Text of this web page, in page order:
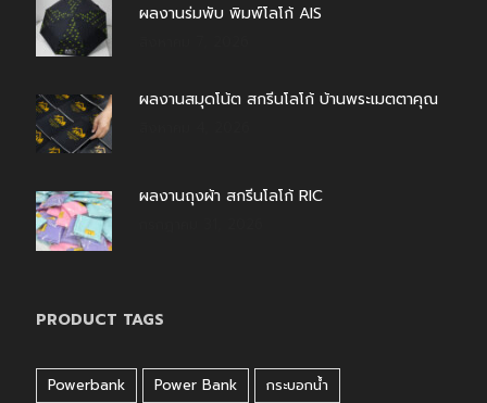
ผลงานร่มพับ พิมพ์โลโก้ AIS
ผลงานสมุดโน้ต สกรีนโลโก้ บ้านพระเมตตาคุณ
ผลงานถุงผ้า สกรีนโลโก้ RIC
PRODUCT TAGS
Powerbank Power Bank
กระบอกน้ำ